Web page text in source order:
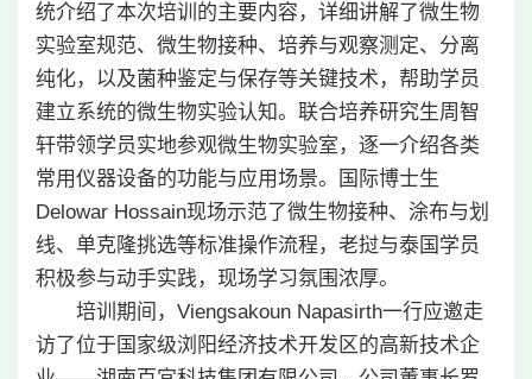
统介绍了本次培训的主要内容，详细讲解了微生物
实验室规范、微生物接种、培养与观察测定、分离
纯化，以及菌种鉴定与保存等关键技术，帮助学员
建立系统的微生物实验认知。联合培养研究生周智
轩带领学员实地参观微生物实验室，逐一介绍各类
常用仪器设备的功能与应用场景。国际博士生
Delowar Hossain现场示范了微生物接种、涂布与划
线、单克隆挑选等标准操作流程，老挝与泰国学员
积极参与动手实践，现场学习氛围浓厚。
培训期间，Viengsakoun Napasirth一行应邀走
访了位于国家级浏阳经济技术开发区的高新技术企